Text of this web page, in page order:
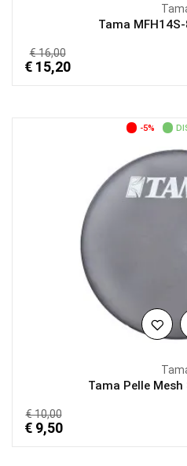
Tama
€ 16,00
€ 15,20
-5%
Tama Pelle Mesh
€ 10,00
€ 9,50